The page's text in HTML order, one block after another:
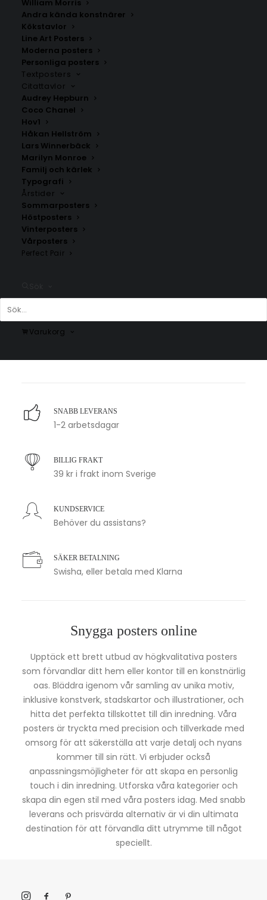
William Morris
Andra kända konstnärer
Kökstavlor
Line Art Posters
Moderna posters
Personliga posters
Textposters
Citattavlor
Audrey Hepburn
Coco Chanel
Hov1
Håkan Hellström
Lars Winnerbäck
Marilyn Monroe
Familj och kärlek
Typografi
Årstider
Sommarposters
Höstposters
Vinterposters
Vårposters
Perfect Pair
Varukorg
Amor Poster #13
Fr.159.00kr
Hej Hej Poster #1
Fr.159.00
Hjärta Poster med Namn –
SNABB LEVERANS
1-2 arbetsdagar
BILLIG FRAKT
39 kr i frakt inom Sverige
KUNDSERVICE
Behöver du assistans?
SÄKER BETALNING
Swisha, eller betala med Klarna
Snygga posters online
Upptäck ett brett utbud av högkvalitativa posters
som förvandlar ditt hem eller kontor till en konstnärlig
oas. Bläddra igenom vår samling av unika motiv,
inklusive konstverk, stadskartor och illustrationer, och
hitta det perfekta tillskottet till din inredning. Våra
posters är tryckta med precision och tillverkade med
omsorg för att säkerställa att varje detalj och nyans
kommer till sin rätt. Vi erbjuder också
anpassningsmöjligheter för att skapa en personlig
touch i din inredning. Utforska våra kategorier och
skapa din egen stil med våra posters idag. Med snabb
leverans och prisvärda alternativ är vi din ultimata
destination för att förvandla ditt utrymme till något
speciellt.